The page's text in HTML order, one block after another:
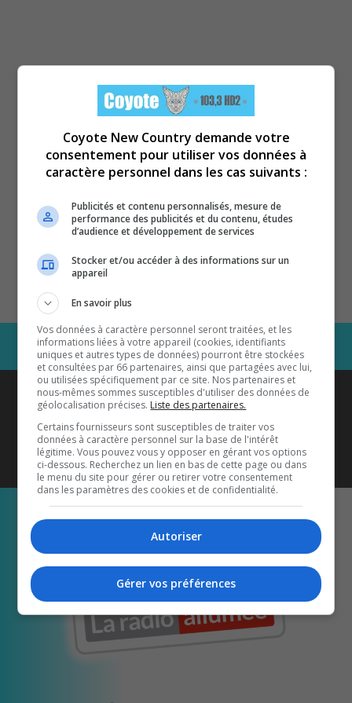
Coyote New Countryest diffusé
également sur1033 HD2
Écoutez-nous aussi sur…
Coyote New Country demande votre
consentement pour utiliser vos données à
caractère personnel dans les cas suivants :
Publicités et contenu personnalisés, mesure de
performance des publicités et du contenu, études
d’audience et développement de services
Stocker et/ou accéder à des informations sur un
appareil
En savoir plus
Vos données à caractère personnel seront traitées, et les
informations liées à votre appareil (cookies, identifiants
uniques et autres types de données) pourront être stockées
et consultées par 66 partenaires, ainsi que partagées avec lui,
ou utilisées spécifiquement par ce site. Nos partenaires et
nous-mêmes sommes susceptibles d'utiliser des données de
géolocalisation précises. Liste des partenaires.
Certains fournisseurs sont susceptibles de traiter vos
données à caractère personnel sur la base de l'intérêt
légitime. Vous pouvez vous y opposer en gérant vos options
ci-dessous. Recherchez un lien en bas de cette page ou dans
le menu du site pour gérer ou retirer votre consentement
dans les paramètres des cookies et de confidentialité.
Autoriser
Gérer vos préférences